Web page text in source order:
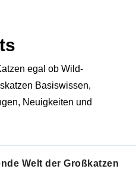
egal ob Wild-
Basiswissen,
Neuigkeiten und
Welt der Großkatzen